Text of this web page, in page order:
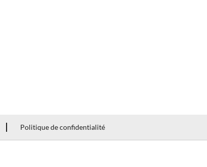
Politique de confidentialité